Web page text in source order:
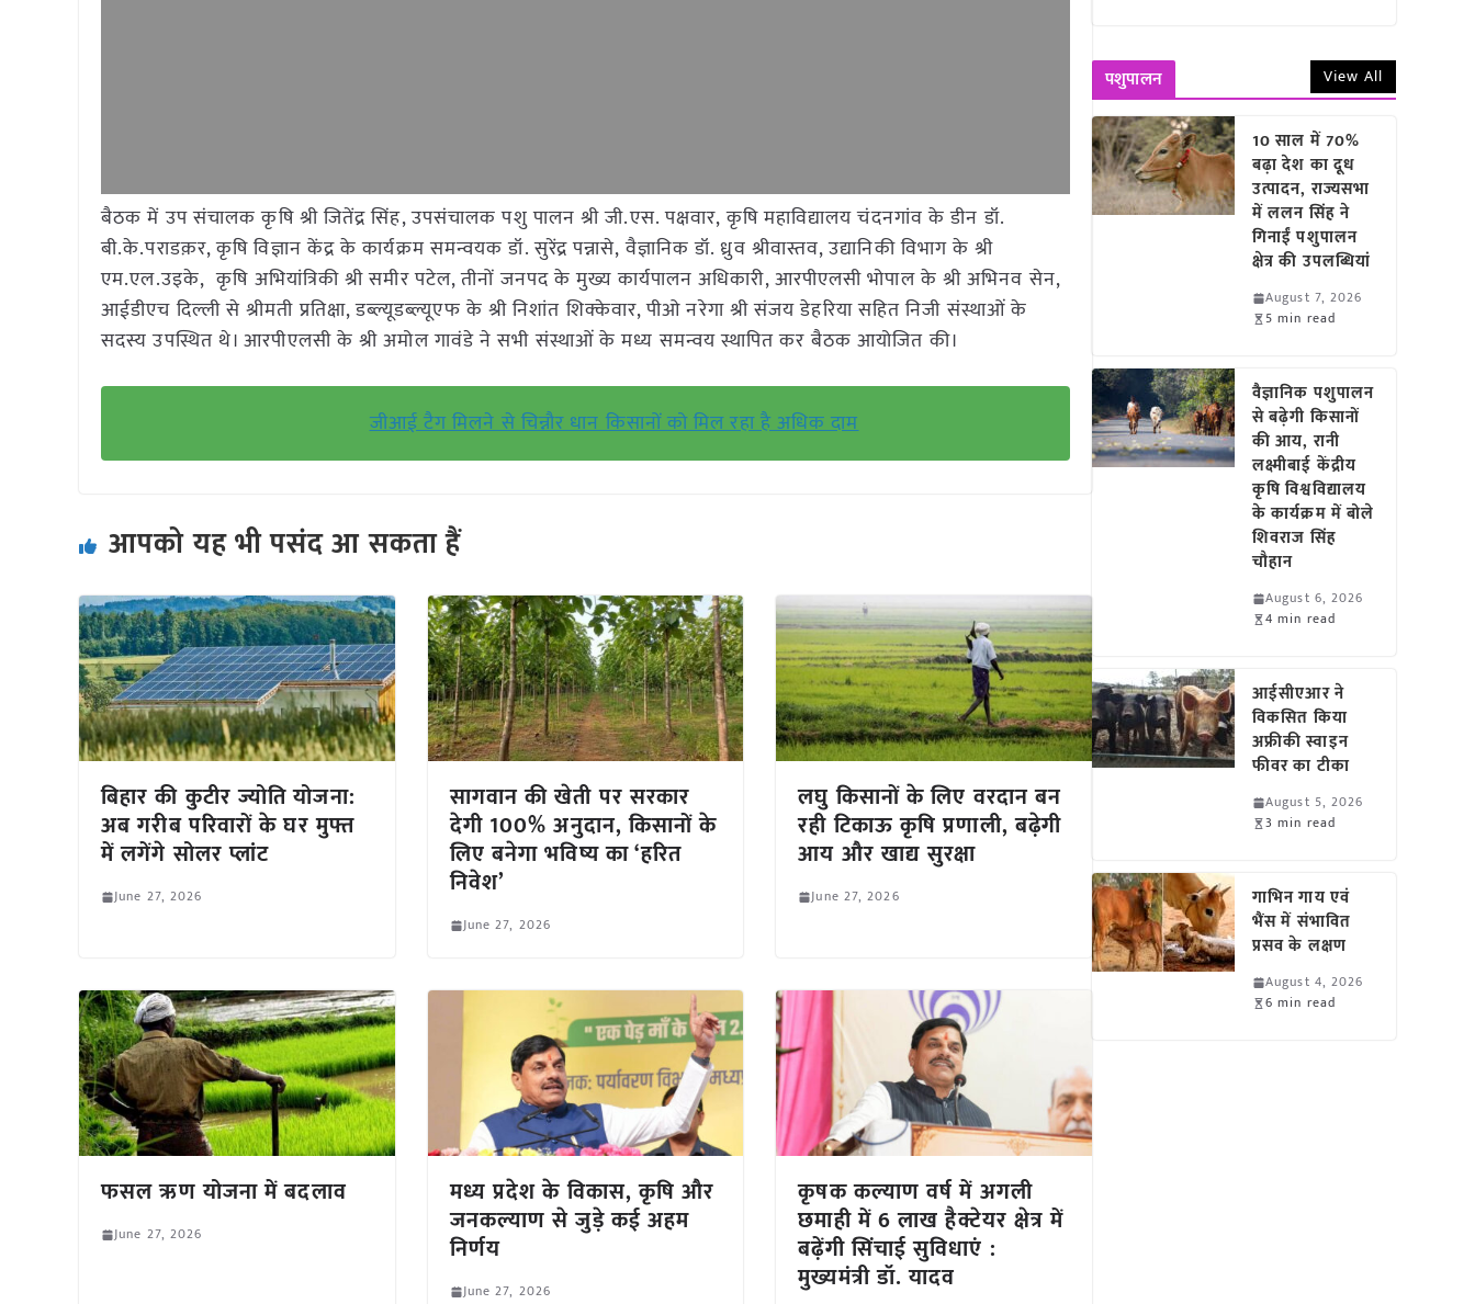
बैठक में उप संचालक कृषि श्री जितेंद्र सिंह, उपसंचालक पशु पालन श्री जी.एस. पक्षवार, कृषि महाविद्यालय चंदनगांव के डीन डॉ.
बी.के.पराडक़र, कृषि विज्ञान केंद्र के कार्यक्रम समन्वयक डॉ. सुरेंद्र पन्नासे, वैज्ञानिक डॉ. ध्रुव श्रीवास्तव, उद्यानिकी विभाग के श्री
एम.एल.उइके, कृषि अभियांत्रिकी श्री समीर पटेल, तीनों जनपद के मुख्य कार्यपालन अधिकारी, आरपीएलसी भोपाल के श्री अभिनव सेन,
आईडीएच दिल्ली से श्रीमती प्रतिक्षा, डब्ल्यूडब्ल्यूएफ के श्री निशांत शिक्केवार, पीओ नरेगा श्री संजय डेहरिया सहित निजी संस्थाओं के
सदस्य उपस्थित थे। आरपीएलसी के श्री अमोल गावंडे ने सभी संस्थाओं के मध्य समन्वय स्थापित कर बैठक आयोजित की।
जीआई टैग मिलने से चिन्नौर धान किसानों को मिल रहा है अधिक दाम
आपको यह भी पसंद आ सकता हैं
बिहार की कुटीर ज्योति योजना:
अब गरीब परिवारों के घर मुफ्त
में लगेंगे सोलर प्लांट
June 27, 2026
सागवान की खेती पर सरकार
देगी 100% अनुदान, किसानों के
लिए बनेगा भविष्य का ‘हरित
निवेश’
June 27, 2026
लघु किसानों के लिए वरदान बन
रही टिकाऊ कृषि प्रणाली, बढ़ेगी
आय और खाद्य सुरक्षा
June 27, 2026
फसल ऋण योजना में बदलाव
June 27, 2026
मध्य प्रदेश के विकास, कृषि और
जनकल्याण से जुड़े कई अहम
निर्णय
June 27, 2026
कृषक कल्याण वर्ष में अगली
छमाही में 6 लाख हैक्टेयर क्षेत्र में
बढ़ेंगी सिंचाई सुविधाएं :
मुख्यमंत्री डॉ. यादव
पशुपालन View All
10 साल में 70%
बढ़ा देश का दूध
उत्पादन, राज्यसभा
में ललन सिंह ने
गिनाईं पशुपालन
क्षेत्र की उपलब्धियां
August 7, 2026
5 min read
वैज्ञानिक पशुपालन
से बढ़ेगी किसानों
की आय, रानी
लक्ष्मीबाई केंद्रीय
कृषि विश्वविद्यालय
के कार्यक्रम में बोले
शिवराज सिंह
चौहान
August 6, 2026
4 min read
आईसीएआर ने
विकसित किया
अफ्रीकी स्वाइन
फीवर का टीका
August 5, 2026
3 min read
गाभिन गाय एवं
भैंस में संभावित
प्रसव के लक्षण
August 4, 2026
6 min read